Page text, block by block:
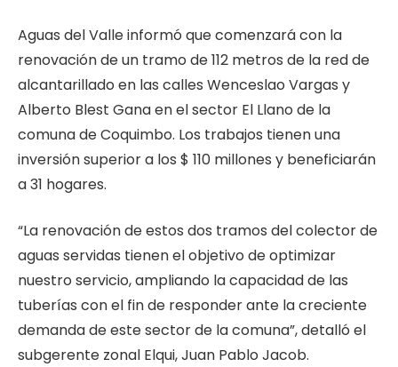
Aguas del Valle informó que comenzará con la
renovación de un tramo de 112 metros de la red de
alcantarillado en las calles Wenceslao Vargas y
Alberto Blest Gana en el sector El Llano de la
comuna de Coquimbo. Los trabajos tienen una
inversión superior a los $ 110 millones y beneficiarán
a 31 hogares.
“La renovación de estos dos tramos del colector de
aguas servidas tienen el objetivo de optimizar
nuestro servicio, ampliando la capacidad de las
tuberías con el fin de responder ante la creciente
demanda de este sector de la comuna”, detalló el
subgerente zonal Elqui, Juan Pablo Jacob.